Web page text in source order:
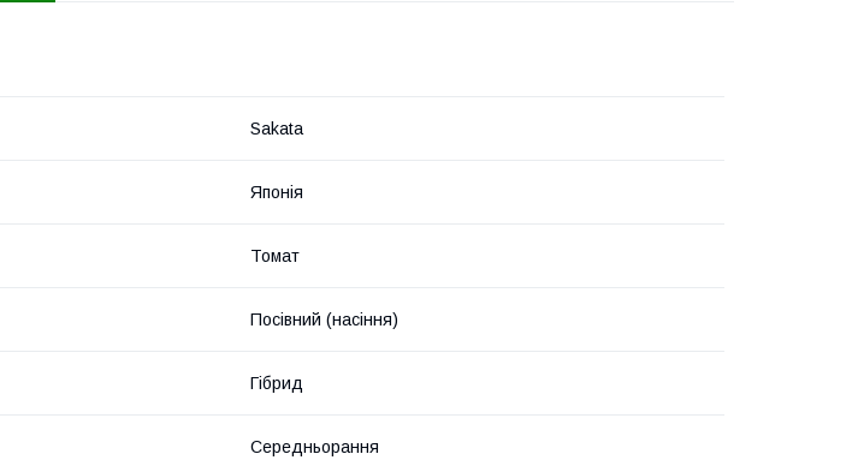
Sakata
Японія
Томат
Посівний (насіння)
Гібрид
Середньорання